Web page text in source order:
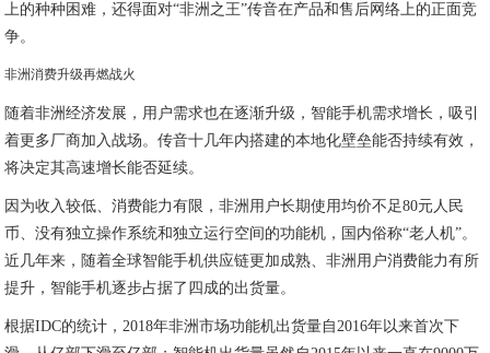
上的种种困难，还得面对“非洲之王”传音在产品和售后网络上的正面竞
争。
非洲消费升级再燃战火
随着非洲经济发展，用户需求也在逐渐升级，智能手机需求增长，吸引
着更多厂商加入战场。传音十几年内搭建的本地化壁垒能否持续有效，
将决定其高速增长能否延续。
因为收入较低、消费能力有限，非洲用户长期使用均价不足80元人民
币、没有独立操作系统和独立运行空间的功能机，国内俗称“老人机”。
近几年来，随着全球智能手机供应链更加成熟、非洲用户消费能力有所
提升，智能手机逐步占据了四成的出货量。
根据IDC的统计，2018年非洲市场功能机出货量自2016年以来首次下